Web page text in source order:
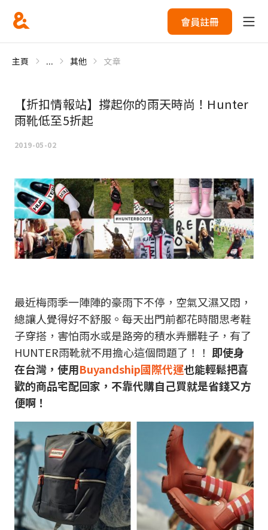
會員註冊
主頁 ... 其他 文章
【折扣情報站】撐起你的雨天時尚！Hunter
雨靴低至5折起
2019-05-02
最近梅雨季一陣陣的豪雨下不停，空氣又濕又悶，
總讓人覺得好不舒服。每天出門前都花時間思考鞋
子穿搭，害怕雨水或是路旁的積水弄髒鞋子，有了
HUNTER雨靴就不用擔心這個問題了！！ 即使身
在台灣，使用Buyandship國際代運也能輕鬆把喜
歡的商品宅配回家，不靠代購自己買就是省錢又方
便啊！